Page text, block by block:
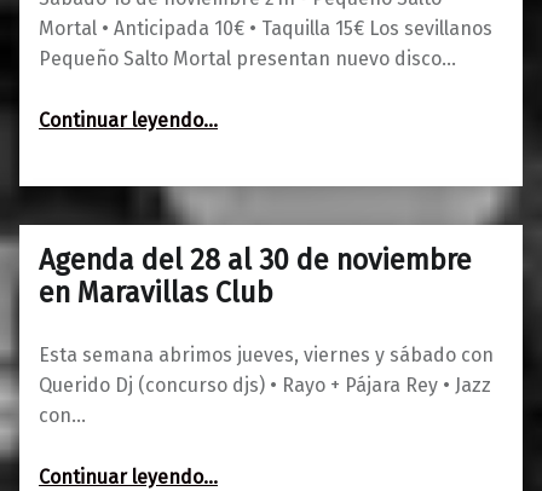
Mortal • Anticipada 10€ • Taquilla 15€ Los sevillanos
Pequeño Salto Mortal presentan nuevo disco…
Continuar leyendo…
Agenda del 28 al 30 de noviembre
en Maravillas Club
Esta semana abrimos jueves, viernes y sábado con
Querido Dj (concurso djs) • Rayo + Pájara Rey • Jazz
con…
Continuar leyendo“Agenda del 28 al 30 de noviembre en Maravillas Club”
…
26/11/20190
Maravillas